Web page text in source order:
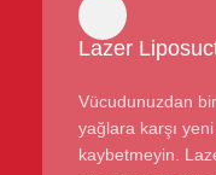
Lazer
Vücudunuzdan bir
yağlara karşı
kaybetmeyin.